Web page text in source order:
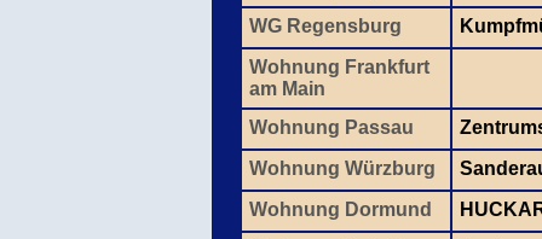
WG Regensburg
Wohnung Frankfurt
am Main
Wohnung Passau
Wohnung Würzburg
Wohnung Dormund